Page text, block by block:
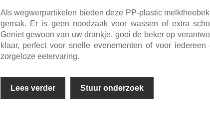
Als wegwerpartikelen bieden deze PP-plastic
gemak. Er is geen noodzaak voor wassen of extra
Geniet gewoon van uw drankje, gooi de beker op
klaar, perfect voor snelle evenementen of voor
zorgeloze eetervaring.
Lees verder Stuur onderzoek